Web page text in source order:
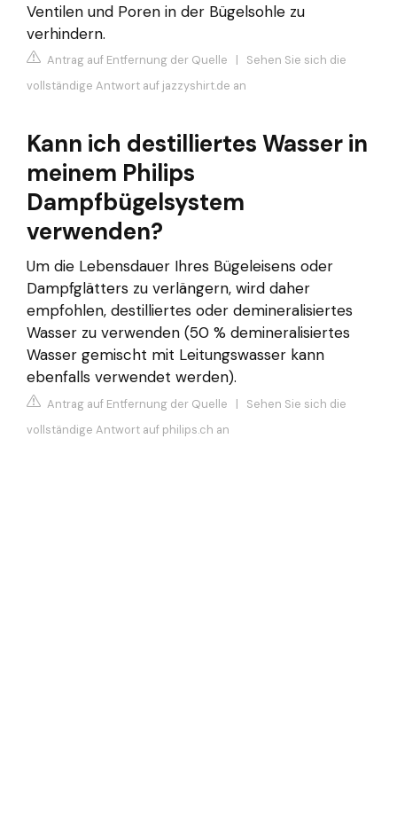
Ventilen und Poren in der Bügelsohle zu
verhindern.
Antrag auf Entfernung der Quelle | Sehen Sie sich die
vollständige Antwort auf jazzyshirt.de an
Kann ich destilliertes Wasser in
meinem Philips
Dampfbügelsystem
verwenden?
Um die Lebensdauer Ihres Bügeleisens oder
Dampfglätters zu verlängern, wird daher
empfohlen, destilliertes oder demineralisiertes
Wasser zu verwenden (50 % demineralisiertes
Wasser gemischt mit Leitungswasser kann
ebenfalls verwendet werden).
Antrag auf Entfernung der Quelle | Sehen Sie sich die
vollständige Antwort auf philips.ch an